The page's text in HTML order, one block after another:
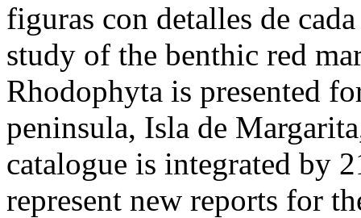
figuras con detalles de
study of the benthic red
Rhodophyta is presented
peninsula, Isla de
catalogue is integrated by
represent new reports for